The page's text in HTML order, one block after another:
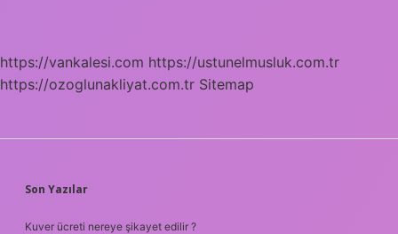
https://vankalesi.com https://ustunelmusluk.com.tr
https://ozoglunakliyat.com.tr Sitemap
SIDEBAR
Son Yazılar
Kuver ücreti nereye şikayet edilir ?